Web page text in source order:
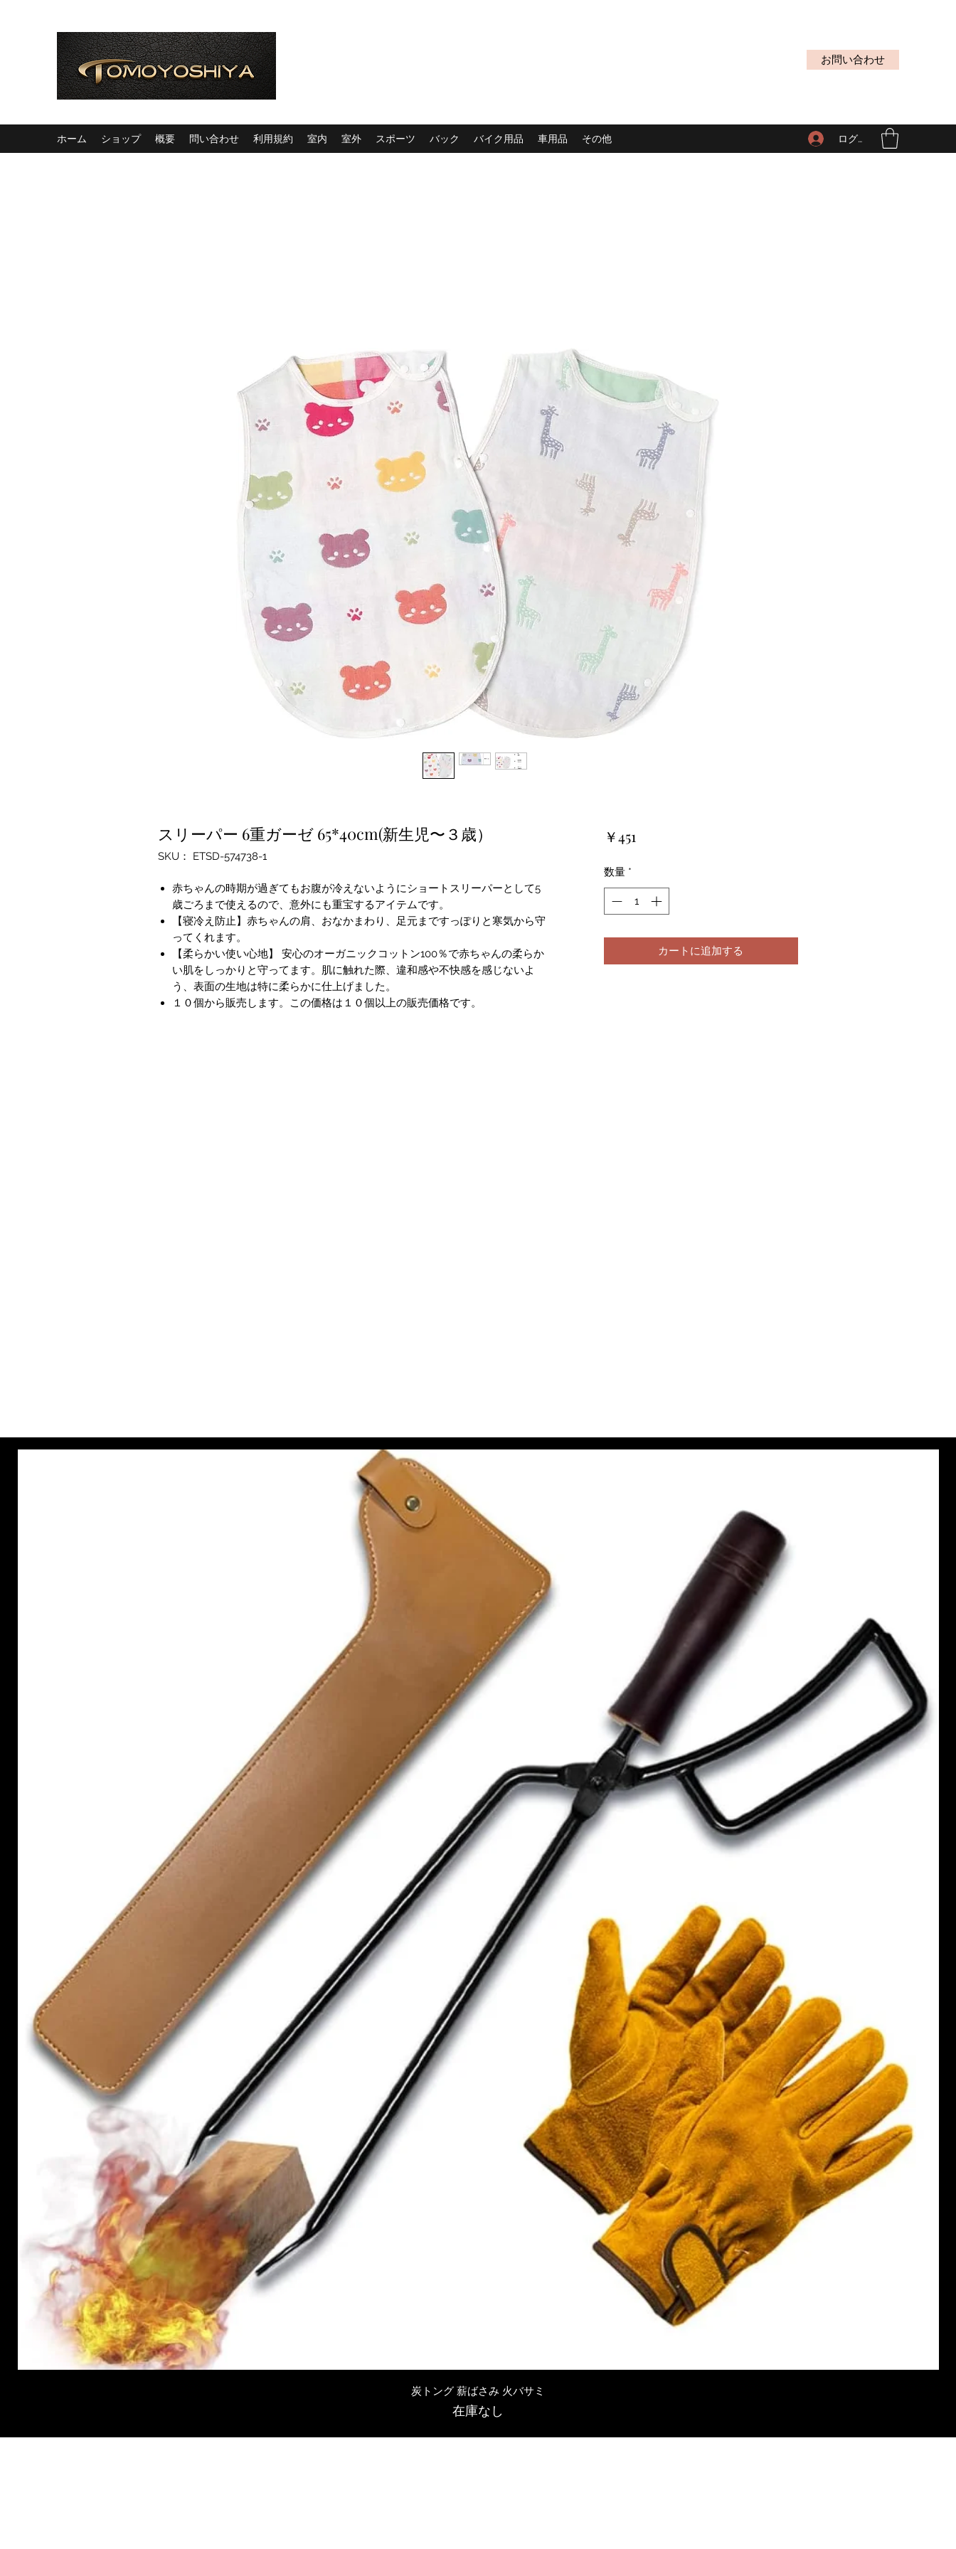
お問い合わせ
ホーム ショップ 概要 問い合わせ 利用規約 室内 室外 スポーツ バック バイク用品 車用品 その他 ログイン
スリーパー 6重ガーゼ 65*40cm(新生児〜３歳）
SKU： ETSD-574738-1
赤ちゃんの時期が過ぎてもお腹が冷えないようにショートスリーパーとして5
歳ごろまで使えるので、意外にも重宝するアイテムです。
【寝冷え防止】赤ちゃんの肩、おなかまわり、足元まですっぽりと寒気から守
ってくれます。
【柔らかい使い心地】 安心のオーガニックコットン100％で赤ちゃんの柔らか
い肌をしっかりと守ってます。肌に触れた際、違和感や不快感を感じないよ
う、表面の生地は特に柔らかに仕上げました。
１０個から販売します。この価格は１０個以上の販売価格です。
￥451
数量 *
カートに追加する
クイックビュー
炭トング 薪ばさみ 火バサミ
在庫なし